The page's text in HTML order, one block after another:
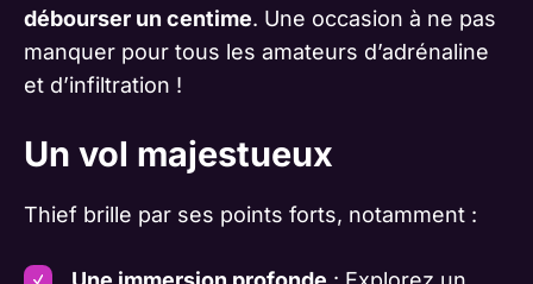
débourser un centime. Une occasion à ne pas
manquer pour tous les amateurs d’adrénaline
et d’infiltration !
Un vol majestueux
Thief brille par ses points forts, notamment :